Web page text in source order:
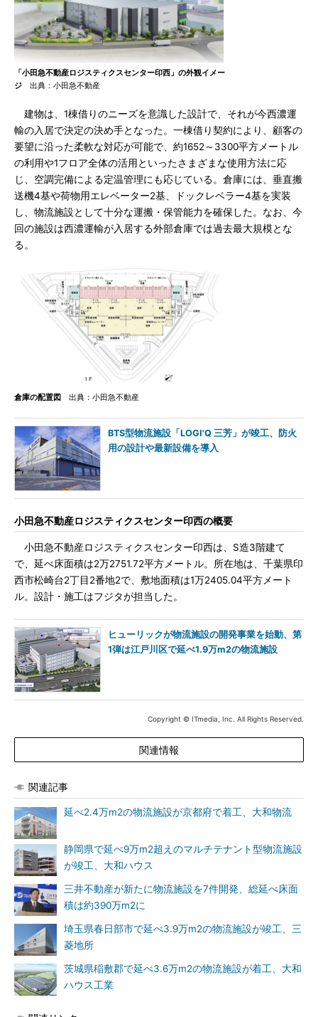
「小田急不動産ロジスティクスセンター印西」の外観イメー
ジ 出典：小田急不動産
建物は、1棟借りのニーズを意識した設計で、それが今西濃運
輸の入居で決定の決め手となった。一棟借り契約により、顧客の
要望に沿った柔軟な対応が可能で、約1652～3300平方メートル
の利用や1フロア全体の活用といったさまざまな使用方法に応
じ、空調完備による定温管理にも応じている。倉庫には、垂直搬
送機4基や荷物用エレベーター2基、ドックレベラー4基を実装
し、物流施設として十分な運搬・保管能力を確保した。なお、今
回の施設は西濃運輸が入居する外部倉庫では過去最大規模とな
る。
倉庫の配置図 出典：小田急不動産
BTS型物流施設「LOGI'Q 三芳」が竣工、防火
用の設計や最新設備を導入
小田急不動産ロジスティクスセンター印西の概要
小田急不動産ロジスティクスセンター印西は、S造3階建て
で、延べ床面積は2万2751.72平方メートル。所在地は、千葉県印
西市松崎台2丁目2番地2で、敷地面積は1万2405.04平方メート
ル。設計・施工はフジタが担当した。
ヒューリックが物流施設の開発事業を始動、第
1弾は江戸川区で延べ1.9万m2の物流施設
Copyright © ITmedia, Inc. All Rights Reserved.
関連情報
関連記事
延べ2.4万m2の物流施設が京都府で着工、大和物流
静岡県で延べ9万m2超えのマルチテナント型物流施設
が竣工、大和ハウス
三井不動産が新たに物流施設を7件開発、総延べ床面
積は約390万m2に
埼玉県春日部市で延べ3.9万m2の物流施設が竣工、三
菱地所
茨城県稲敷郡で延べ3.6万m2の物流施設が着工、大和
ハウス工業